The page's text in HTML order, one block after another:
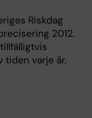
Riskdag
2012.
tiden varje år,